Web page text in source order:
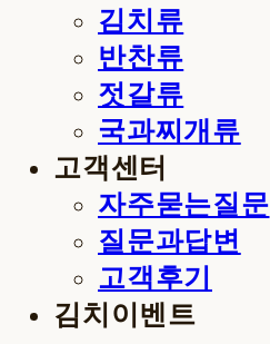
김치류
반찬류
젓갈류
국과찌개류
고객센터
자주묻는질문
질문과답변
고객후기
김치이벤트